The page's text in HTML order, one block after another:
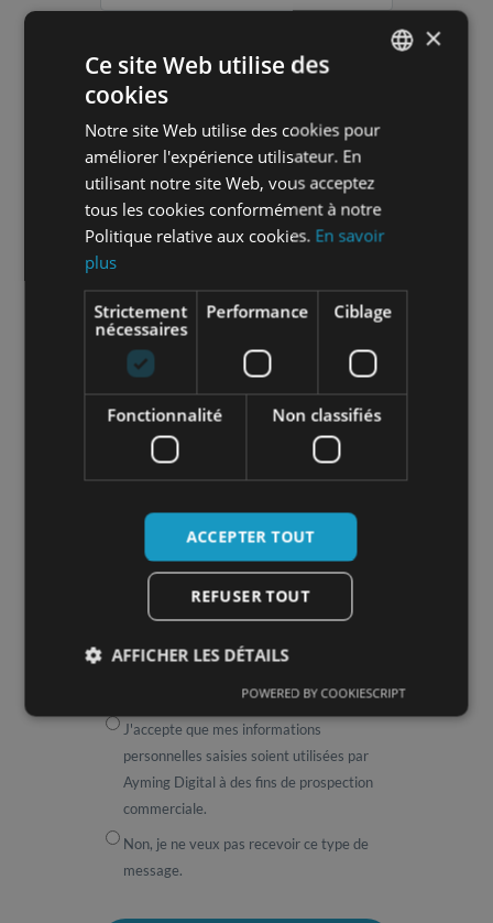
Nom *
Entreprise *
Rôle dans l'entreprise *
Email professionnel
Téléphone *
J'accepte que mes informations
personnelles saisies soient utilisées par
Ayming Digital à des fins de prospection
commerciale.
Non, je ne veux pas recevoir ce type de
message.
SPANISH
×
Ce site Web utilise des
cookies
Notre site Web utilise des cookies pour
améliorer l'expérience utilisateur. En
utilisant notre site Web, vous acceptez
tous les cookies conformément à notre
Politique relative aux cookies. En savoir
plus
Strictement
nécessaires
Performance Ciblage
Fonctionnalité Non classifiés
ACCEPTER TOUT
REFUSER TOUT
AFFICHER LES DÉTAILS
POWERED BY COOKIESCRIPT